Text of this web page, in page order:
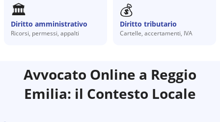
🏛️
Diritto amministrativo
Ricorsi, permessi, appalti
💰
Diritto tributario
Cartelle, accertamenti, IVA
Avvocato Online a Reggio
Emilia: il Contesto Locale